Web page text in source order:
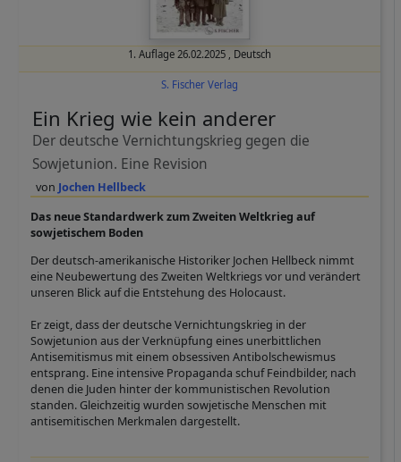
1. Auflage 26.02.2025 Deutsch
S. Fischer Verlag
Jochen Hellbeck
Ein Krieg wie kein anderer
Der deutsche Vernichtungskrieg gegen die
Sowjetunion. Eine Revision
Das neue Standardwerk zum Zweiten Weltkrieg auf
sowjetischem Boden
Der deutsch-amerikanische Historiker Jochen Hellbeck nimmt
eine Neubewertung des Zweiten Weltkriegs vor und verändert
unseren Blick auf die Entstehung des Holocaust.
Er zeigt, dass der deutsche Vernichtungskrieg in der
Sowjetunion aus der Verknüpfung eines unerbittlichen
Antisemitismus mit einem obsessiven Antibolschewismus
entsprang. Eine intensive Propaganda schuf Feindbilder, nach
denen die Juden hinter der kommunistischen Revolution
standen. Gleichzeitig wurden sowjetische Menschen mit
antisemitischen Merkmalen dargestellt.